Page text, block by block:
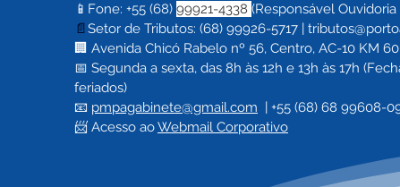
homenagem histórica a
profissionais e lança
Jornada Pedagógica pela
Alfabetização
📱Fone: +55 (68) 99921-4338 (Responsável Ouvidoria
📄 Setor de Tributos: (68) 99926-5717 |
🏢 Avenida Chicó Rabelo nº 56, Centro, AC-10 KM
📅 Segunda a sexta, das 8h às 12h e 13h às 17h
feriados)
📧 pmpagabinete@gmail.com | +55 (68) 68 99608-
📨 Acesso ao Webmail Corporativo